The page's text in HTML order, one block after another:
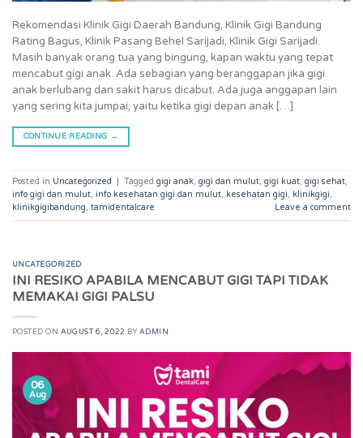
Rekomendasi Klinik Gigi Daerah Bandung, Klinik Gigi Bandung
Rating Bagus, Klinik Pasang Behel Sarijadi, Klinik Gigi Sarijadi.
Masih banyak orang tua yang bingung, kapan waktu yang tepat
mencabut gigi anak. Ada sebagian yang beranggapan jika gigi
anak berlubang dan sakit harus dicabut. Ada juga anggapan lain
yang sering kita jumpai, yaitu ketika gigi depan anak […]
CONTINUE READING →
Posted in Uncategorized Tagged gigi anak, gigi dan mulut, gigi kuat, gigi sehat,
info gigi dan mulut, info kesehatan gigi dan mulut, kesehatan gigi, klinikgigi,
klinikgigibandung, tamidentalcare Leave a comment
UNCATEGORIZED
INI RESIKO APABILA MENCABUT GIGI TAPI TIDAK
MEMAKAI GIGI PALSU
POSTED ON AUGUST 6, 2022 BY ADMIN
06
Aug